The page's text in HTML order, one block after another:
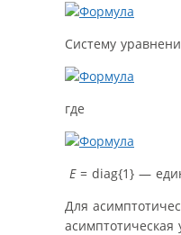
Систему
где
E= diag{1} —
Для